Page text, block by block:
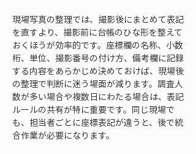
現場写真の整理では、撮影後にまとめて表記
を直すより、撮影前に台帳のひな形を整えて
おくほうが効率的です。座標欄の名称、小数
桁、単位、撮影番号の付け方、備考欄に記録
する内容をあらかじめ決めておけば、現場後
の整理で判断に迷う場面が減ります。調査人
数が多い場合や複数日にわたる場合は、表記
ルールの共有が特に重要です。同じ現場で
も、担当者ごとに座標表記が違うと、後で統
合作業が必要になります。